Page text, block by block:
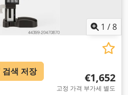
1 /8
€1,652
고정 가격 부가세 별도
검색 저장